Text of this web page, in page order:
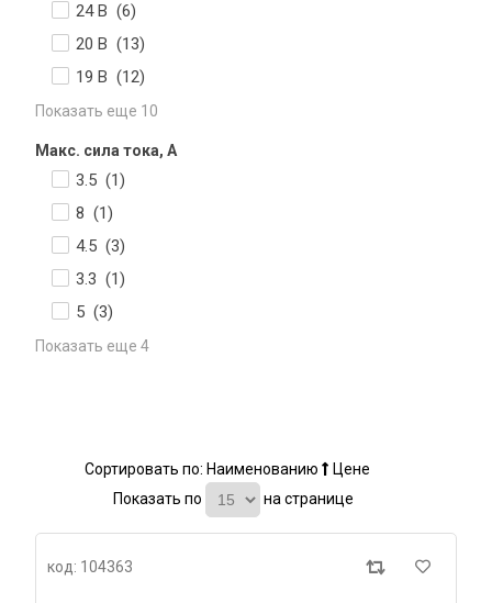
24 В (6)
20 В (13)
19 В (12)
Показать еще 10
Макс. сила тока, А
3.5 (1)
8 (1)
4.5 (3)
3.3 (1)
5 (3)
Показать еще 4
Сортировать по: Наименованию
Цене
Показать по
на странице
код: 104363